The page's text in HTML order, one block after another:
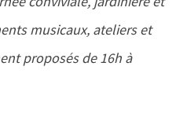
musicaux, ateliers et
proposés de 16h à